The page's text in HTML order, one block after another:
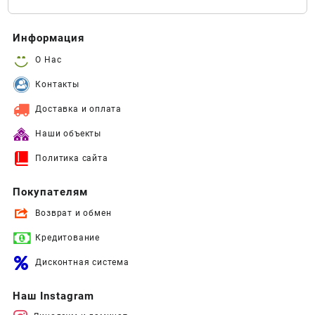
Информация
О Нас
Контакты
Доставка и оплата
Наши объекты
Политика сайта
Покупателям
Возврат и обмен
Кредитование
Дисконтная система
Наш Instagram